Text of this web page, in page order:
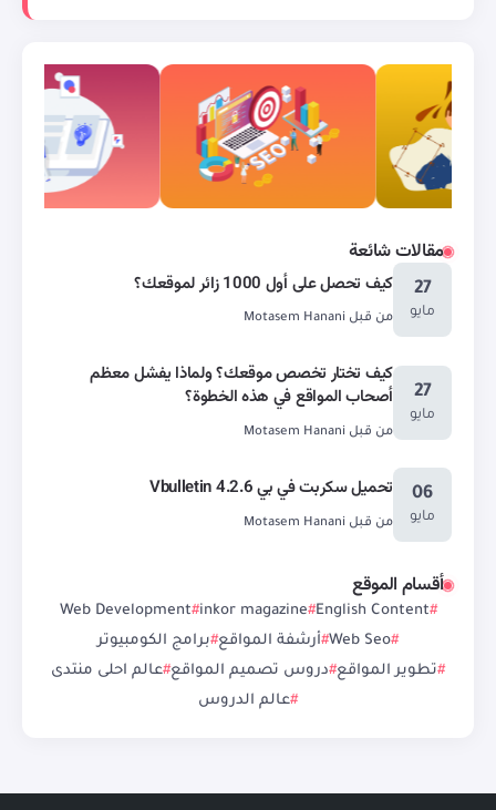
مقالات شائعة
27
مايو
كيف تحصل على أول 1000 زائر لموقعك؟
من قبل Motasem Hanani
27
مايو
كيف تختار تخصص موقعك؟ ولماذا يفشل معظم
أصحاب المواقع في هذه الخطوة؟
من قبل Motasem Hanani
06
مايو
تحميل سكربت في بي Vbulletin 4.2.6
من قبل Motasem Hanani
أقسام الموقع
English Content
inkor magazine
Web Development
Web Seo أرشفة المواقع برامج الكومبيوتر
تطوير المواقع دروس تصميم المواقع عالم احلى منتدى
عالم الدروس